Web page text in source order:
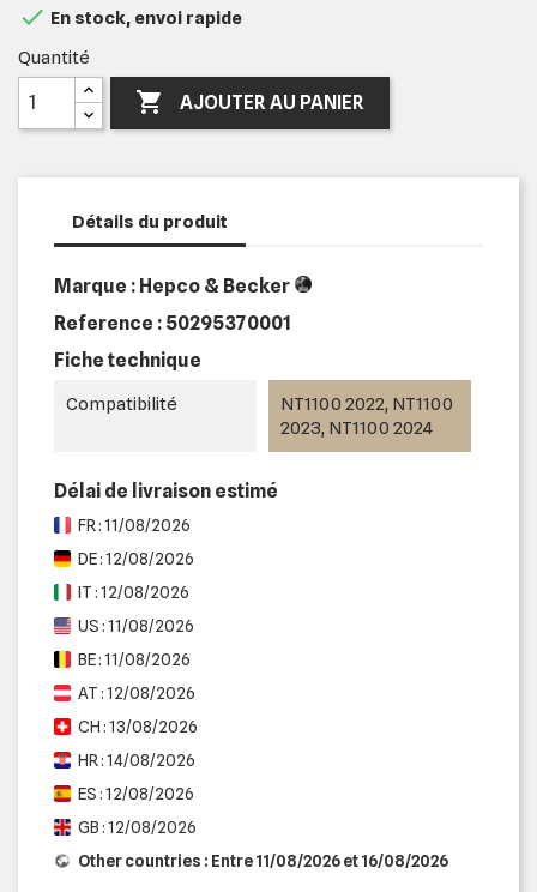
 En stock, envoi rapide
Quantité
 AJOUTER AU PANIER
Détails du produit
Marque : Hepco & Becker
Reference : 50295370001
Fiche technique
Compatibilité
NT1100 2022, NT1100
2023, NT1100 2024
Délai de livraison estimé
FR : 11/08/2026
DE : 12/08/2026
IT : 12/08/2026
US : 11/08/2026
BE : 11/08/2026
AT : 12/08/2026
CH : 13/08/2026
HR : 14/08/2026
ES : 12/08/2026
GB : 12/08/2026
Other countries : Entre 11/08/2026 et 16/08/2026